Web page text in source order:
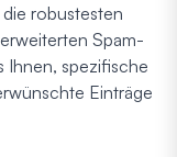
robustesten
Spam-
Ihnen, spezifische
Einträge